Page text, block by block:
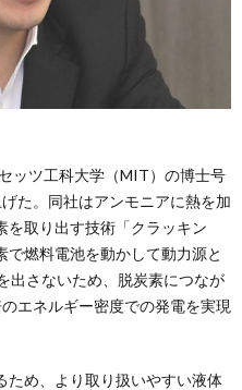
ッツ工科大学（MIT）の博士号
た。同社はアンモニアに熱を加
を取り出す技術「クラッキン
燃料電池を動かして動力源と
出さないため、脱炭素につなが
エネルギー密度での発電を実現
ため、より取り扱いやすい液体